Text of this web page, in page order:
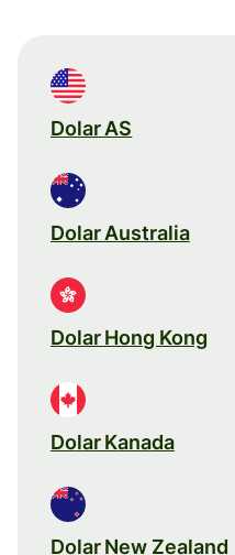
Dolar AS
Dolar Australia
Dolar Hong Kong
Dolar Kanada
Dolar New Zealand